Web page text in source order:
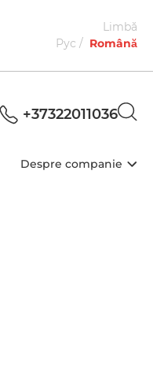
Limbă
Рус
Română
+37322011036
Despre companie